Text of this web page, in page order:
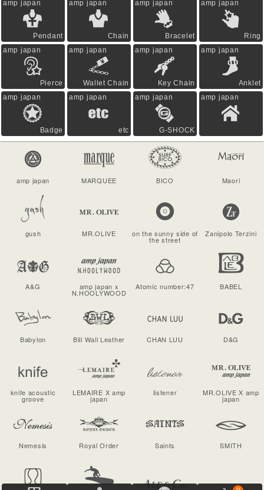
amp japan
Pendant
amp japan
Chain
amp japan
Bracelet
amp japan
Ring
amp japan
Pierce
amp japan
Wallet Chain
amp japan
Key Chain
amp japan
Anklet
amp japan
Badge
amp japan
etc
amp japan
G-SHOCK
amp japan
amp japan MARQUEE BICO Maori
gush MR.OLIVE on the sunny side of
the street
Zanipolo Terzini
A&G amp japan x
N.HOOLYWOOD
Atomic number:47 BABEL
Babylon Bill Wall Leather CHAN LUU D&G
knife acoustic
groove
LEMAIRE X amp
japan
listener MR.OLIVE X amp
japan
Nemesis Royal Order Saints SMITH